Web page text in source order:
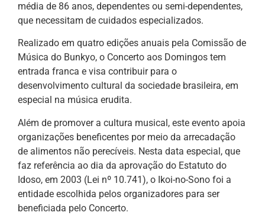
média de 86 anos, dependentes ou semi-dependentes,
que necessitam de cuidados especializados.
Realizado em quatro edições anuais pela Comissão de
Música do Bunkyo, o Concerto aos Domingos tem
entrada franca e visa contribuir para o
desenvolvimento cultural da sociedade brasileira, em
especial na música erudita.
Além de promover a cultura musical, este evento apoia
organizações beneficentes por meio da arrecadação
de alimentos não perecíveis. Nesta data especial, que
faz referência ao dia da aprovação do Estatuto do
Idoso, em 2003 (Lei nº 10.741), o Ikoi-no-Sono foi a
entidade escolhida pelos organizadores para ser
beneficiada pelo Concerto.